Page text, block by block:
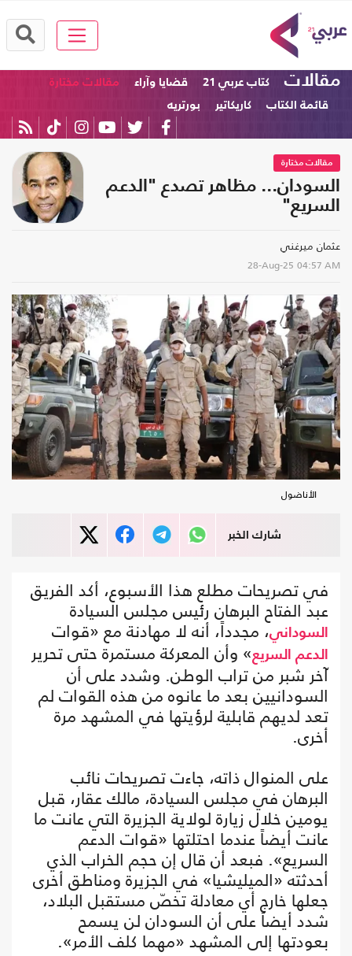
مقالات كتاب عربي 21 قضايا وآراء
مقالات مختارة
قائمة الكتاب
كاريكاتير بورتريه
مقالات مختارة
السودان... مظاهر تصدع "الدعم
السريع"
عثمان ميرغني
28-Aug-25 04:57 AM
الأناضول
شارك الخبر
في تصريحات مطلع هذا الأسبوع، أكد الفريق
عبد الفتاح البرهان رئيس مجلس السيادة
السوداني، مجدداً، أنه لا مهادنة مع «قوات
الدعم السريع» وأن المعركة مستمرة حتى تحرير
آخر شبر من تراب الوطن. وشدد على أن
السودانيين بعد ما عانوه من هذه القوات لم
تعد لديهم قابلية لرؤيتها في المشهد مرة
أخرى.
على المنوال ذاته، جاءت تصريحات نائب
البرهان في مجلس السيادة، مالك عقار، قبل
يومين خلال زيارة لولاية الجزيرة التي عانت ما
عانت أيضاً عندما احتلتها «قوات الدعم
السريع». فبعد أن قال إن حجم الخراب الذي
أحدثته «الميليشيا» في الجزيرة ومناطق أخرى
جعلها خارج أي معادلة تخصّ مستقبل البلاد،
شدد أيضاً على أن السودان لن يسمح
بعودتها إلى المشهد «مهما كلف الأمر».